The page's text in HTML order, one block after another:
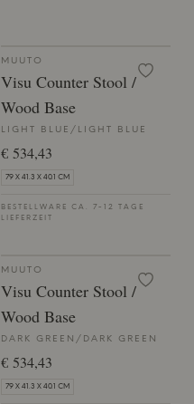
MUUTO
Visu Counter Stool /
Wood Base
LIGHT BLUE/LIGHT BLUE
€ 534,43
79 X 41.3 X 40.1 CM
BESTELLWARE CA. 7-12 TAGE
LIEFERZEIT
MUUTO
Visu Counter Stool /
Wood Base
DARK GREEN/DARK GREEN
€ 534,43
79 X 41.3 X 40.1 CM